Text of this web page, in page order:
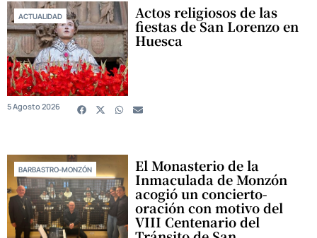
ACTUALIDAD Actos religiosos de las
fiestas de San Lorenzo en
Huesca
5 Agosto 2026
BARBASTRO-MONZÓN El Monasterio de la
Inmaculada de Monzón
acogió un concierto-
oración con motivo del
VIII Centenario del